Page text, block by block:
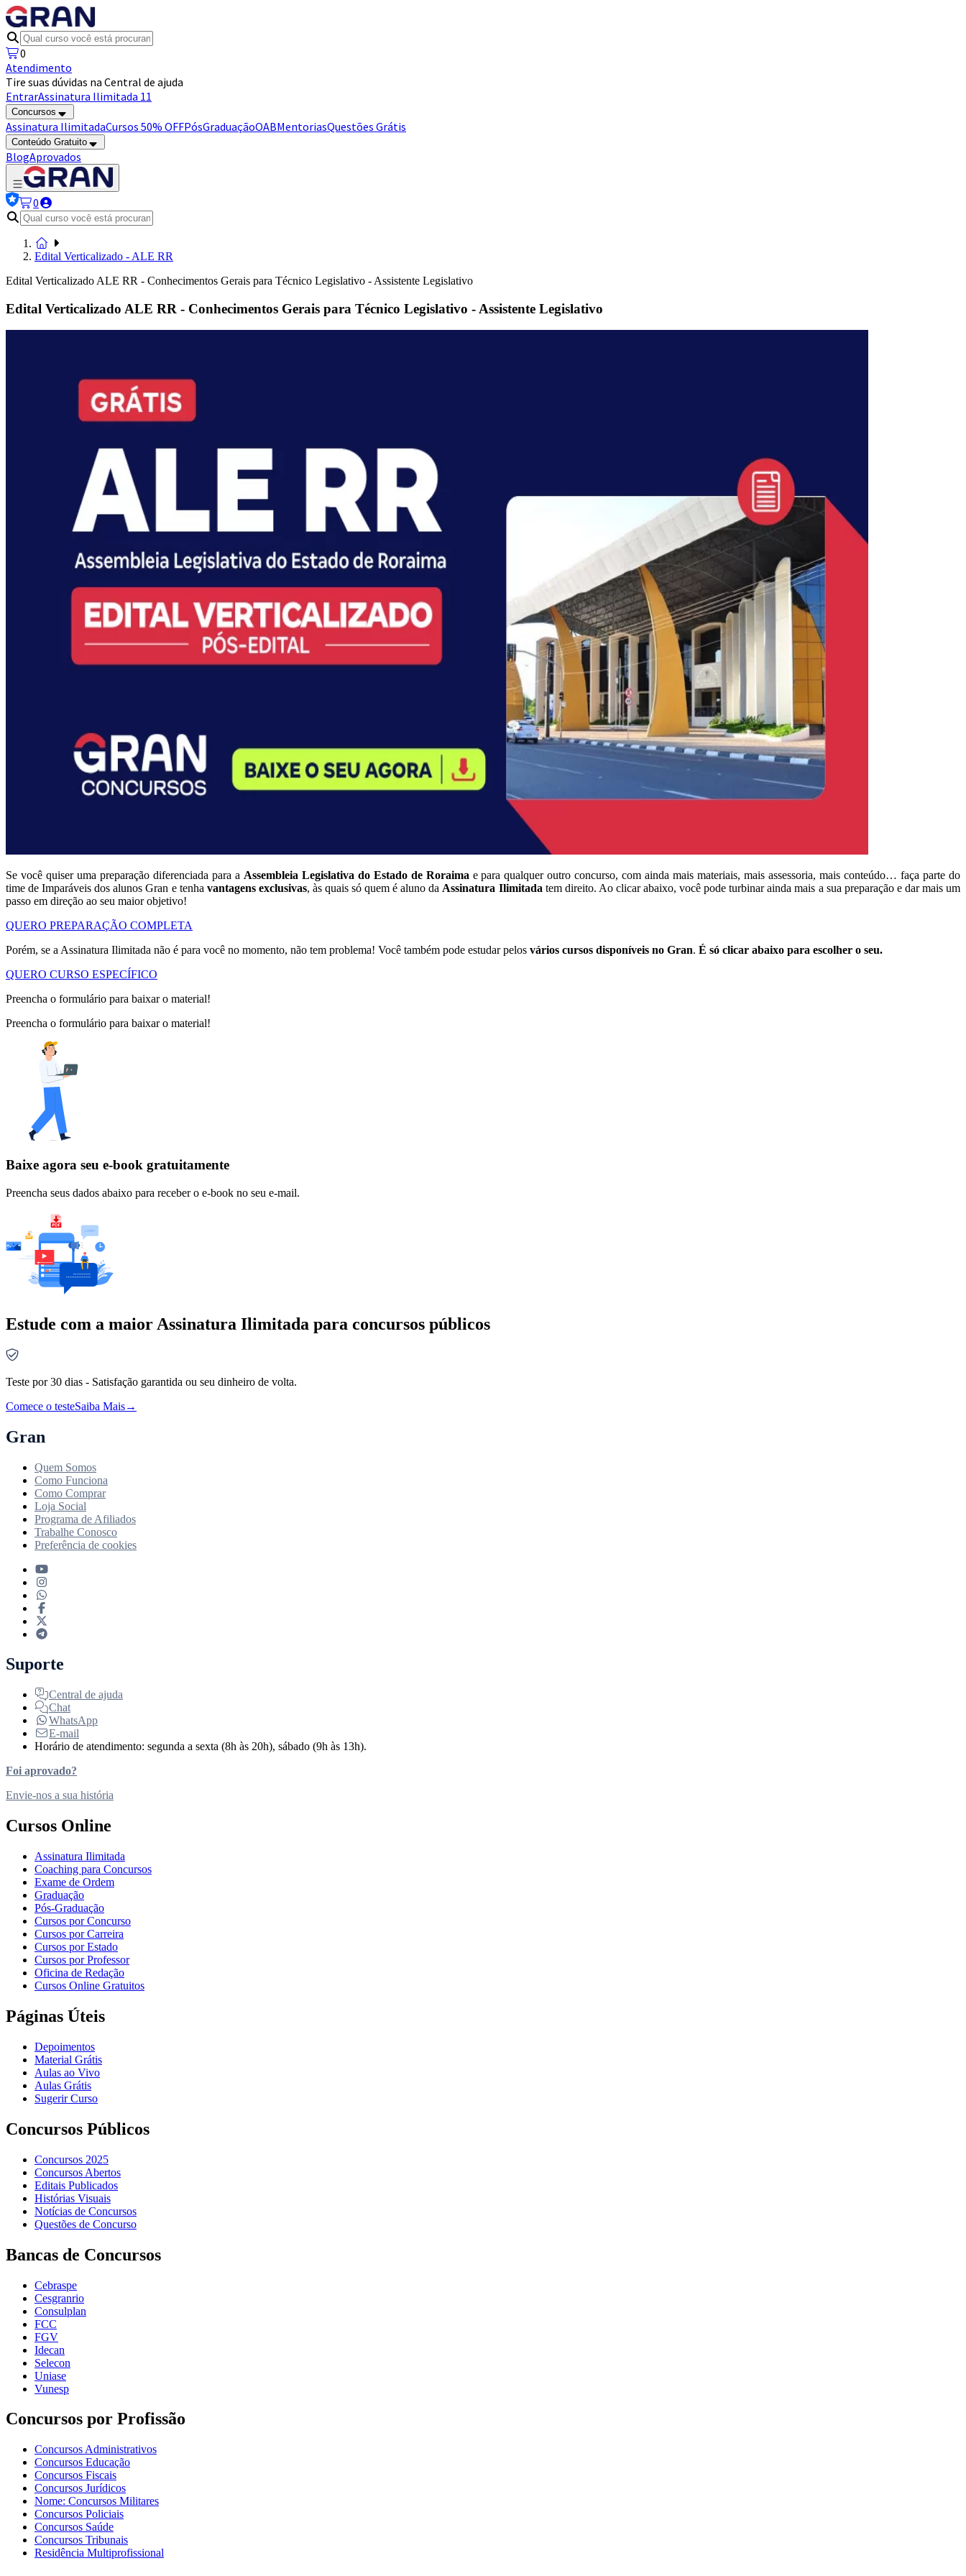
0
Atendimento
Tire suas dúvidas na Central de ajuda
EntrarAssinatura Ilimitada 11
Concursos
Assinatura IlimitadaCursos 50% OFFPósGraduaçãoOABMentoriasQuestões Grátis
Conteúdo Gratuito
BlogAprovados
0
Edital Verticalizado - ALE RR
Edital Verticalizado ALE RR - Conhecimentos Gerais para Técnico Legislativo - Assistente Legislativo
Edital Verticalizado ALE RR - Conhecimentos Gerais para Técnico Legislativo - Assistente Legislativo
Se você quiser uma preparação diferenciada para aAssembleia Legislativa do Estado de Roraima e para qualquer outro concurso, com ainda mais materiais, mais assessoria, mais conteúdo… faça parte do
time de Imparáveis dos alunos Gran e tenha vantagens exclusivas, às quais só quem é aluno daAssinatura Ilimitadatem direito. Ao clicar abaixo, você pode turbinar ainda mais a sua preparação e dar mais um
passo em direção ao seu maior objetivo!
QUERO PREPARAÇÃO COMPLETA
Porém, se a Assinatura Ilimitada não é para você no momento, não tem problema! Você também pode estudar pelos vários cursos disponíveis no Gran. É só clicar abaixo para escolher o seu.
QUERO CURSO ESPECÍFICO
Preencha o formulário para baixar o material!
Preencha o formulário para baixar o material!
Baixe agora seu e-book gratuitamente
Preencha seus dados abaixo para receber o e-book no seu e-mail.
Estude com a maior Assinatura Ilimitada para concursos públicos
Teste por 30 dias - Satisfação garantida ou seu dinheiro de volta.
Comece o testeSaiba Mais→
Gran
Quem Somos
Como Funciona
Como Comprar
Loja Social
Programa de Afiliados
Trabalhe Conosco
Preferência de cookies
Suporte
Central de ajuda
Chat
WhatsApp
E-mail
Horário de atendimento: segunda a sexta (8h às 20h), sábado (9h às 13h).
Foi aprovado?
Envie-nos a sua história
Cursos Online
Assinatura Ilimitada
Coaching para Concursos
Exame de Ordem
Graduação
Pós-Graduação
Cursos por Concurso
Cursos por Carreira
Cursos por Estado
Cursos por Professor
Oficina de Redação
Cursos Online Gratuitos
Páginas Úteis
Depoimentos
Material Grátis
Aulas ao Vivo
Aulas Grátis
Sugerir Curso
Concursos Públicos
Concursos 2025
Concursos Abertos
Editais Publicados
Histórias Visuais
Notícias de Concursos
Questões de Concurso
Bancas de Concursos
Cebraspe
Cesgranrio
Consulplan
FCC
FGV
Idecan
Selecon
Uniase
Vunesp
Concursos por Profissão
Concursos Administrativos
Concursos Educação
Concursos Fiscais
Concursos Jurídicos
Nome: Concursos Militares
Concursos Policiais
Concursos Saúde
Concursos Tribunais
Residência Multiprofissional